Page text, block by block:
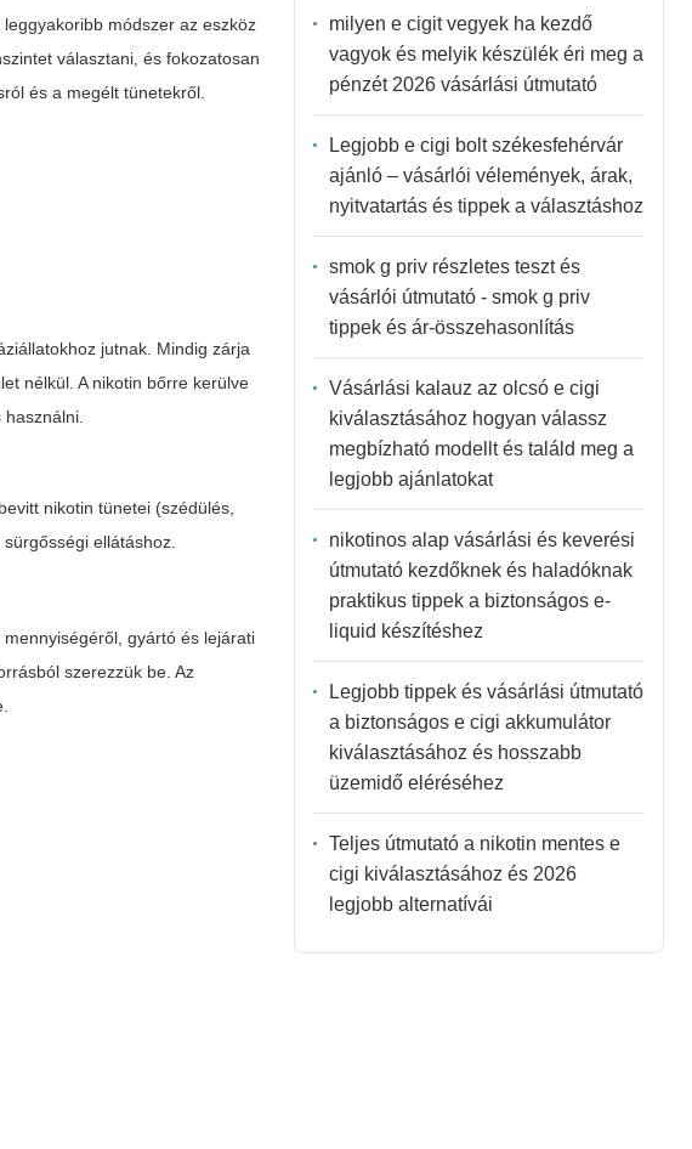
módszer az eszköz
választani, és fokozatosan
és a megélt tünetekről.
jutnak. Mindig zárja
nélkül. A nikotin bőrre kerülve
nikotin tünetei (szédülés,
ellátáshoz.
gyártó és lejárati
szerezzük be. Az
milyen e cigit vegyek ha kezdő
vagyok és melyik készülék éri meg a
pénzét 2026 vásárlási útmutató
Legjobb e cigi bolt székesfehérvár
ajánló – vásárlói vélemények, árak,
nyitvatartás és tippek a választáshoz
smok g priv részletes teszt és
vásárlói útmutató - smok g priv
tippek és ár-összehasonlítás
Vásárlási kalauz az olcsó e cigi
kiválasztásához hogyan válassz
megbízható modellt és találd meg a
legjobb ajánlatokat
nikotinos alap vásárlási és keverési
útmutató kezdőknek és haladóknak
praktikus tippek a biztonságos e-
liquid készítéshez
Legjobb tippek és vásárlási útmutató
a biztonságos e cigi akkumulátor
kiválasztásához és hosszabb
üzemidő eléréséhez
Teljes útmutató a nikotin mentes e
cigi kiválasztásához és 2026
legjobb alternatívái